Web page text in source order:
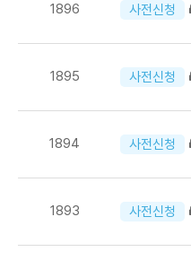
1896 사전신청
1895 사전신청
1894 사전신청
1893 사전신청